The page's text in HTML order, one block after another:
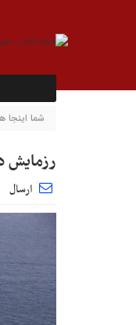
شما اینجا
رزمایش
ارسال